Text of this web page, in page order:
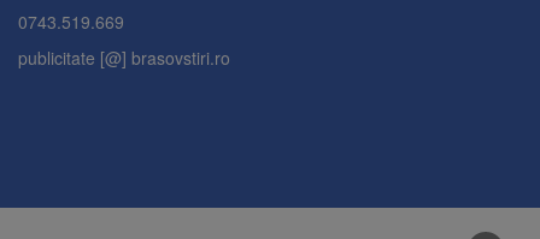
0743.519.669
publicitate [@] brasovstiri.ro